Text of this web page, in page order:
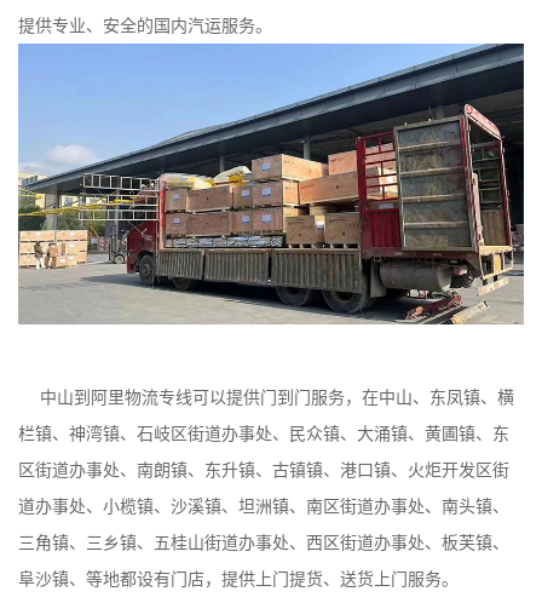
提供专业、安全的国内汽运服务。
中山到阿里物流专线可以提供门到门服务，在中山、东凤镇、横
栏镇、神湾镇、石岐区街道办事处、民众镇、大涌镇、黄圃镇、东
区街道办事处、南朗镇、东升镇、古镇镇、港口镇、火炬开发区街
道办事处、小榄镇、沙溪镇、坦洲镇、南区街道办事处、南头镇、
三角镇、三乡镇、五桂山街道办事处、西区街道办事处、板芙镇、
阜沙镇、等地都设有门店，提供上门提货、送货上门服务。